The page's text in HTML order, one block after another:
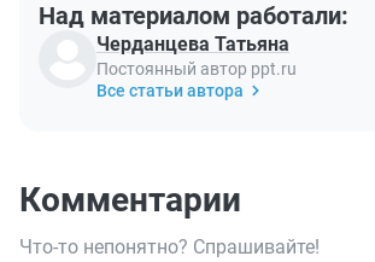
Над материалом работали:
Черданцева Татьяна
Постоянный автор ppt.ru
Все статьи автора
Комментарии
Что-то непонятно? Спрашивайте!